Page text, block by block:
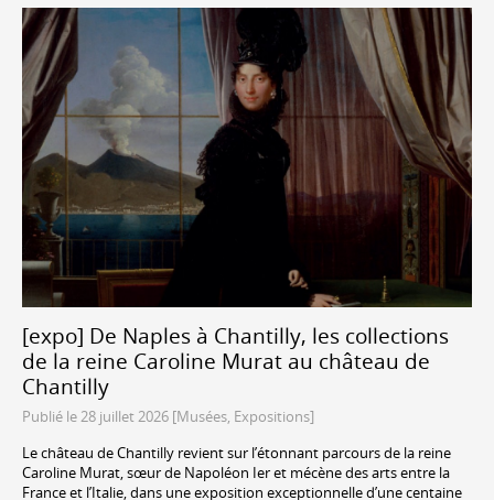
[expo] De Naples à Chantilly, les collections
de la reine Caroline Murat au château de
Chantilly
Publié le 28 juillet 2026 [Musées, Expositions]
Le château de Chantilly revient sur l’étonnant parcours de la reine
Caroline Murat, sœur de Napoléon Ier et mécène des arts entre la
France et l’Italie, dans une exposition exceptionnelle d’une centaine